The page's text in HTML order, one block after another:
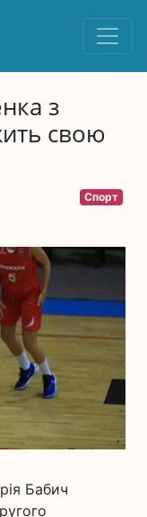
з
свою
Спорт
Бабич